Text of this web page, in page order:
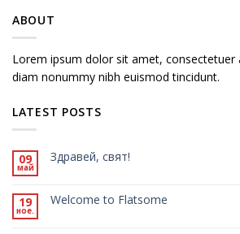
ABOUT
Lorem ipsum dolor sit amet, consectetuer
diam nonummy nibh euismod tincidunt.
LATEST POSTS
09
май
Здравей, свят!
19
ное.
Welcome to Flatsome